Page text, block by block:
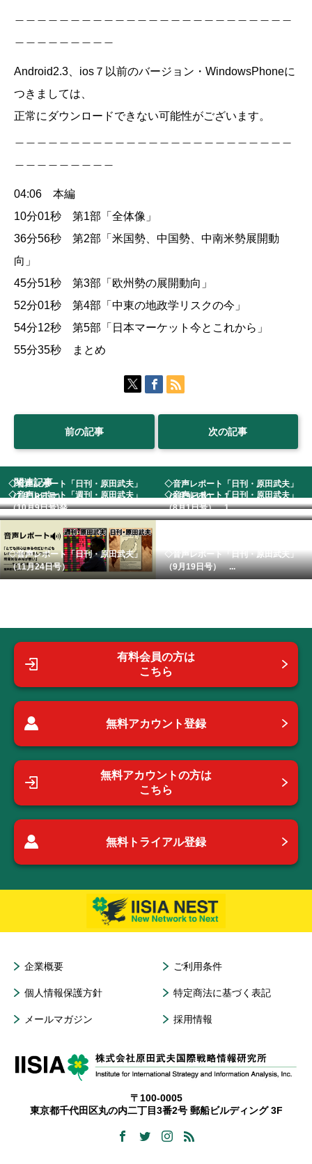
Android2.3、ios７以前のバージョン・WindowsPhoneに
つきましては、
正常にダウンロードできない可能性がございます。
04:06 本編
10分01秒 第1部「全体像」
36分56秒 第2部「米国勢、中国勢、中南米勢展開動
向」
45分51秒 第3部「欧州勢の展開動向」
52分01秒 第4部「中東の地政学リスクの今」
54分12秒 第5部「日本マーケット今とこれから」
55分35秒 まとめ
前の記事 次の記事
関連記事
◇音声レポート「日刊・原田武夫」
（7月18日号） ...
◇音声レポート「日刊・原田武夫」
（8月9日号） 1...
◇音声レポート「週刊・原田武夫」
（10月9日号)発...
◇音声レポート「日刊・原田武夫」
（8月1日号） 1...
◇音声レポート「日刊・原田武夫」
（11月24日号）
◇音声レポート「日刊・原田武夫」
（9月19日号） ...
有料会員の方は
こちら
無料アカウント登録
無料アカウントの方は
こちら
無料トライアル登録
企業概要 ご利用条件
個人情報保護方針 特定商法に基づく表記
メールマガジン 採用情報
〒100-0005
東京都千代田区丸の内二丁目3番2号 郵船ビルディング 3F